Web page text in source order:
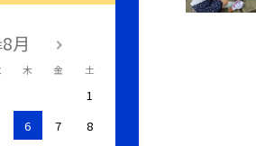
8月
木 金 土
1
6 7
8